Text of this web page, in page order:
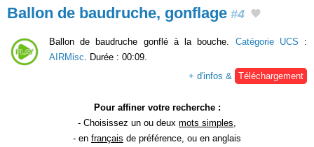
Ballon de baudruche, gonflage #4
Ballon de baudruche gonflé à la bouche. Catégorie UCS :
AIRMisc . Durée : 00:09.
+ d'infos &
Téléchargement
Pour affiner votre recherche :
- Choisissez un ou deux mots simples
- en français de préférence, ou en anglais